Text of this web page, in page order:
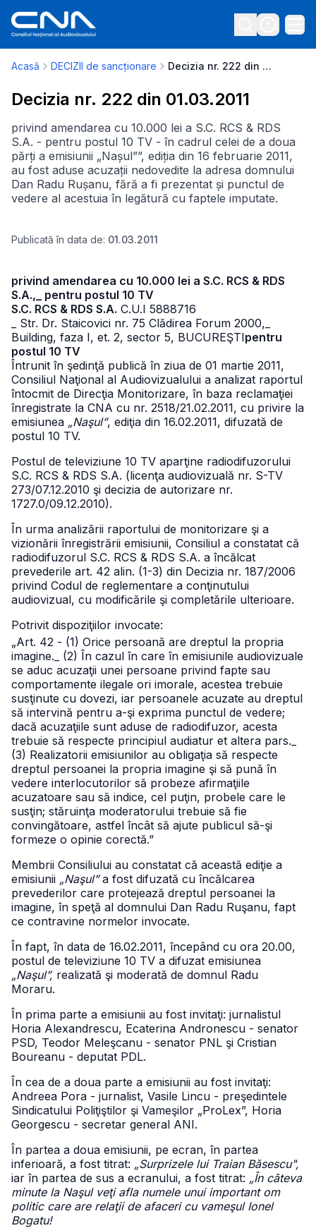
Acasă DECIZII de sancționare Decizia nr. 222 din 01.03.2011
Decizia nr. 222 din 01.03.2011
privind amendarea cu 10.000 lei a S.C. RCS & RDS
S.A. - pentru postul 10 TV - în cadrul celei de a doua
părți a emisiunii „Nașul””, ediția din 16 februarie 2011,
au fost aduse acuzații nedovedite la adresa domnului
Dan Radu Rușanu, fără a fi prezentat și punctul de
vedere al acestuia în legătură cu faptele imputate.
Publicată în data de: 01.03.2011
privind amendarea cu 10.000 lei a S.C. RCS & RDS
S.A.,_ pentru postul 10 TV
S.C. RCS & RDS S.A. C.U.I 5888716
_ Str. Dr. Staicovici nr. 75 Clădirea Forum 2000,
Building, faza I, et. 2, sector 5, BUCUREŞTIpentru
postul 10 TV
Întrunit în şedinţă publică în ziua de 01 martie 2011,
Consiliul Naţional al Audiovizualului a analizat raportul
întocmit de Direcţia Monitorizare, în baza reclamaţiei
înregistrate la CNA cu nr. 2518/21.02.2011, cu privire la
emisiunea „Naşul”, ediţia din 16.02.2011, difuzată de
postul 10 TV.
Postul de televiziune 10 TV aparţine radiodifuzorului
S.C. RCS & RDS S.A. (licenţa audiovizuală nr. S-TV
273/07.12.2010 şi decizia de autorizare nr.
1727.0/09.12.2010).
În urma analizării raportului de monitorizare şi a
vizionării înregistrării emisiunii, Consiliul a constatat că
radiodifuzorul S.C. RCS & RDS S.A. a încălcat
prevederile art. 42 alin. (1-3) din Decizia nr. 187/2006
privind Codul de reglementare a conţinutului
audiovizual, cu modificările şi completările ulterioare.
Potrivit dispoziţiilor invocate:
„Art. 42 - (1) Orice persoană are dreptul la propria
imagine. _ (2) În cazul în care în emisiunile audiovizuale
se aduc acuzaţii unei persoane privind fapte sau
comportamente ilegale ori imorale, acestea trebuie
susţinute cu dovezi, iar persoanele acuzate au dreptul
să intervină pentru a-şi exprima punctul de vedere;
dacă acuzaţiile sunt aduse de radiodifuzor, acesta
trebuie să respecte principiul audiatur et altera pars.
(3) Realizatorii emisiunilor au obligaţia să respecte
dreptul persoanei la propria imagine şi să pună în
vedere interlocutorilor să probeze afirmaţiile
acuzatoare sau să indice, cel puţin, probele care le
susţin; stăruinţa moderatorului trebuie să fie
convingătoare, astfel încât să ajute publicul să-şi
formeze o opinie corectă.”
Membrii Consiliului au constatat că această ediţie a
emisiunii „Naşul”a fost difuzată cu încălcarea
prevederilor care protejează dreptul persoanei la
imagine, în speţă al domnului Dan Radu Ruşanu, fapt
ce contravine normelor invocate.
În fapt, în data de 16.02.2011, începând cu ora 20.00,
postul de televiziune 10 TV a difuzat emisiunea
„Naşul”, realizată şi moderată de domnul Radu
Moraru.
În prima parte a emisiunii au fost invitaţi: jurnalistul
Horia Alexandrescu, Ecaterina Andronescu - senator
PSD, Teodor Meleşcanu - senator PNL şi Cristian
Boureanu - deputat PDL.
În cea de a doua parte a emisiunii au fost invitaţi:
Andreea Pora - jurnalist, Vasile Lincu - preşedintele
Sindicatului Poliţiştilor şi Vameşilor „ProLex”, Horia
Georgescu - secretar general ANI.
În partea a doua emisiunii, pe ecran, în partea
inferioară, a fost titrat: „Surprizele lui Traian Băsescu",
iar în partea de sus a ecranului, a fost titrat: „În câteva
minute la Naşul veţi afla numele unui important om
politic care are relaţii de afaceri cu vameşul Ionel
Bogatu!